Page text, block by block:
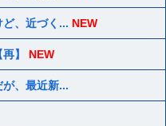
、近づく... NEW
】 NEW
、最近新...